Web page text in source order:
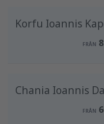
frånStockholm,
Korfu Ioannis
FRÅN
FRÅN 812 SEK
Chania Ioannis
FRÅN